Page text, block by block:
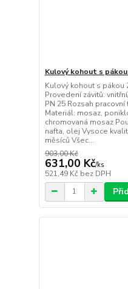
Kulový kohout s pákou
Kulový kohout s pákou
Provedení závitů:
PN 25 Rozsah
Materiál: mosaz,
chromovaná mosaz
nafta, olej Vysoce
měsíců Všec...
903,00 Kč
631,00 Kč/ks
521,49 Kč bez DPH